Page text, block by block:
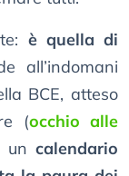
è quella di
all’indomani
BCE, atteso
(occhio alle
un calendario